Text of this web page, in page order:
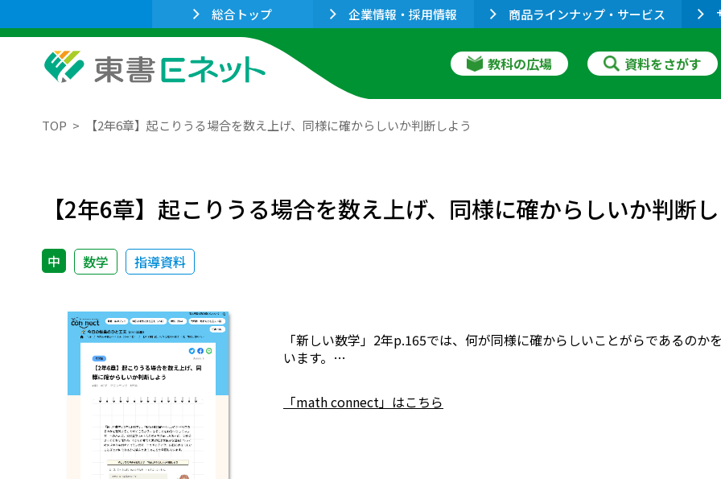
総合トップ 企業情報・採用情報 商品ラインナップ・サービス
教科の広場 資料をさがす
TOP 【2年6章】起こりうる場合を数え上げ、同様に確からしいか判断しよう
【2年6章】起こりうる場合を数え上げ、同様に確からしいか判断
中 数学 指導資料
「新しい数学」2年p.165では、何が同様に確からしいことがらであるの
います。…
「math connect」はこちら